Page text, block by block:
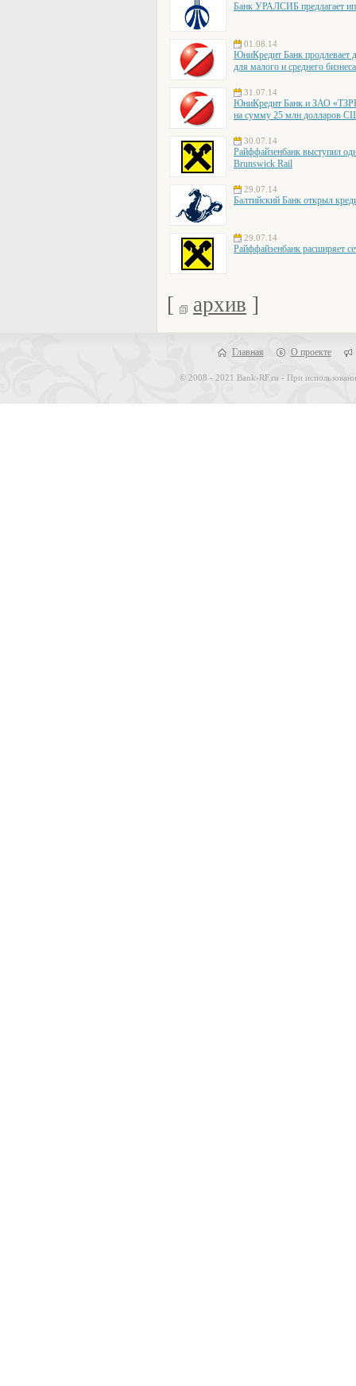
Банк УРАЛСИБ предлагает
01.08.14
ЮниКредит Банк продлевает
для малого и среднего
31.07.14
ЮниКредит Банк и ЗАО
на сумму 25 млн долларов
30.07.14
Райффайзенбанк выступил
Brunswick Rail
29.07.14
Балтийский Банк открыл
29.07.14
Райффайзенбанк расширяет
[ архив ]
Главная О проекте
© 2008 - 2021 Bank-RF.ru - При